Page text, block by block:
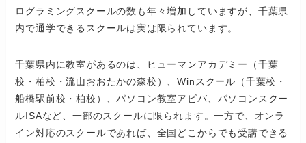
ログラミングスクールの数も年々増加していますが、千葉県
内で通学できるスクールは実は限られています。
千葉県内に教室があるのは、ヒューマンアカデミー（千葉
校・柏校・流山おおたかの森校）、Winスクール（千葉校・
船橋駅前校・柏校）、パソコン教室アビバ、パソコンスクー
ルISAなど、一部のスクールに限られます。一方で、オンラ
イン対応のスクールであれば、全国どこからでも受講できる